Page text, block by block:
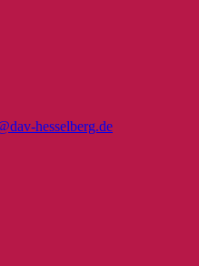
hesselberg.de